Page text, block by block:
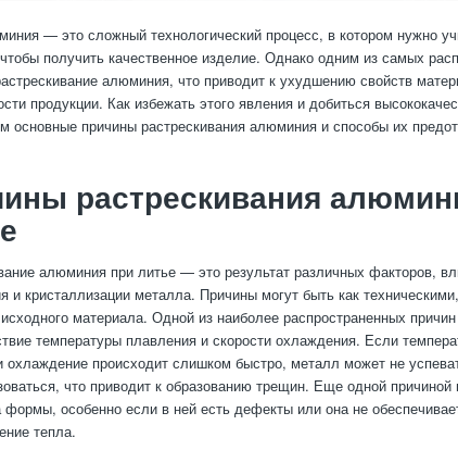
— это сложный технологический процесс, в котором нужно
получить качественное изделие. Однако одним из самых
алюминия, что приводит к ухудшению свойств
продукции. Как избежать этого явления и добиться
основные причины растрескивания алюминия и способы их
растрескивания
алюминия при литье — это результат различных факторов,
и кристаллизации металла. Причины могут быть как
материала. Одной из наиболее распространенных
температуры плавления и скорости охлаждения. Если
охлаждение происходит слишком быстро, металл может не
что приводит к образованию трещин. Еще одной
формы, особенно если в ней есть дефекты или она не
тепла.